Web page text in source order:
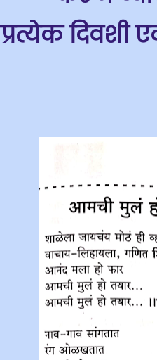
प्रत्येक दिवशी